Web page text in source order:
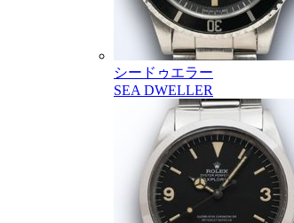
シードゥエラー
SEA DWELLER